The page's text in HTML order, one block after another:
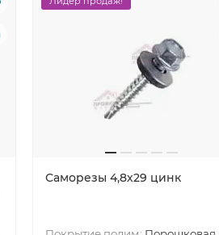
Саморезы 4,8х29 цинк